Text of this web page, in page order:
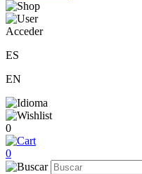
Acceder
ES
EN
0
0